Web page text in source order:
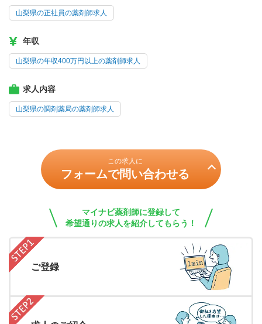
山梨県の正社員の薬剤師求人
年収
山梨県の年収400万円以上の薬剤師求人
求人内容
山梨県の調剤薬局の薬剤師求人
この求人に
フォームで問い合わせる
マイナビ薬剤師に登録して
希望通りの求人を紹介してもらう！
ご登録